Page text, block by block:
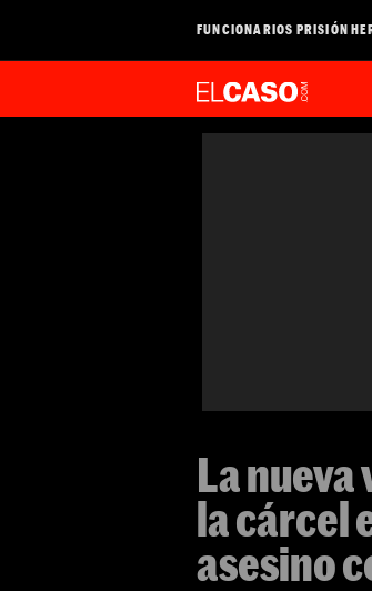
FUNCIONARIOS PRISIÓN
La
la cárcel
asesino